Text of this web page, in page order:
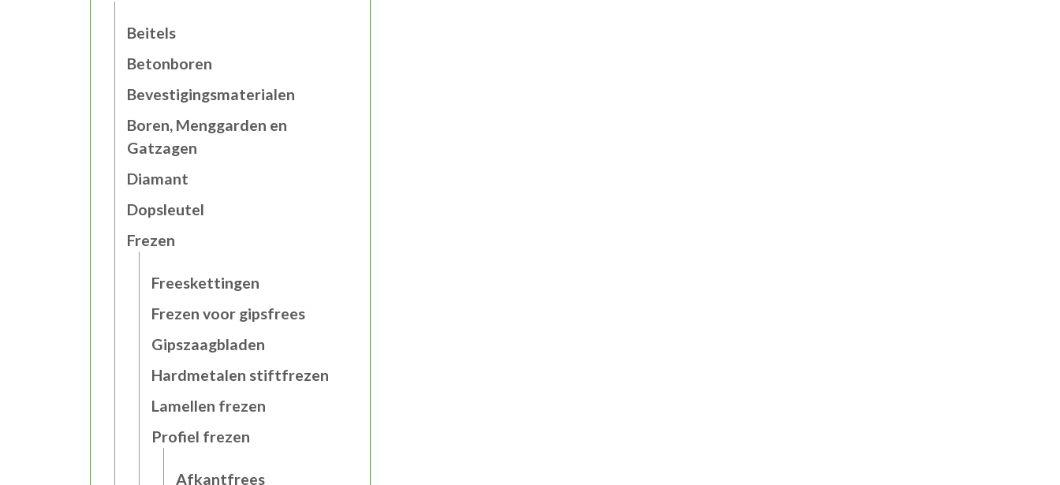
Beitels
Betonboren
Bevestigingsmaterialen
Boren, Menggarden en
Gatzagen
Diamant
Dopsleutel
Frezen
Freeskettingen
Frezen voor gipsfrees
Gipszaagbladen
Hardmetalen stiftfrezen
Lamellen frezen
Profiel frezen
Afkantfrees